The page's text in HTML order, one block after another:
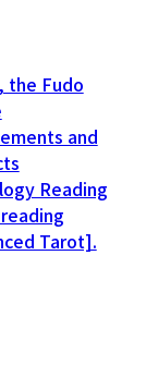
the Fudo
and
Reading
Tarot].